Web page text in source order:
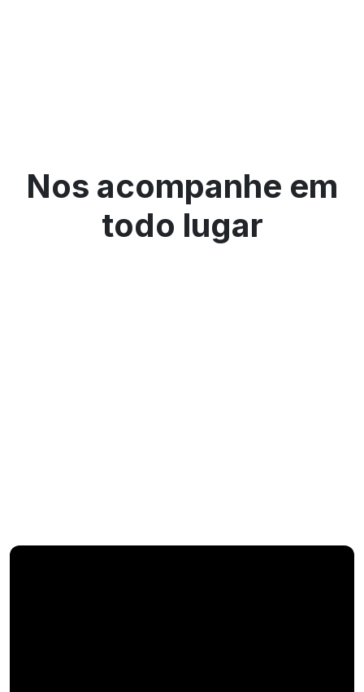
Nos acompanhe em
todo lugar